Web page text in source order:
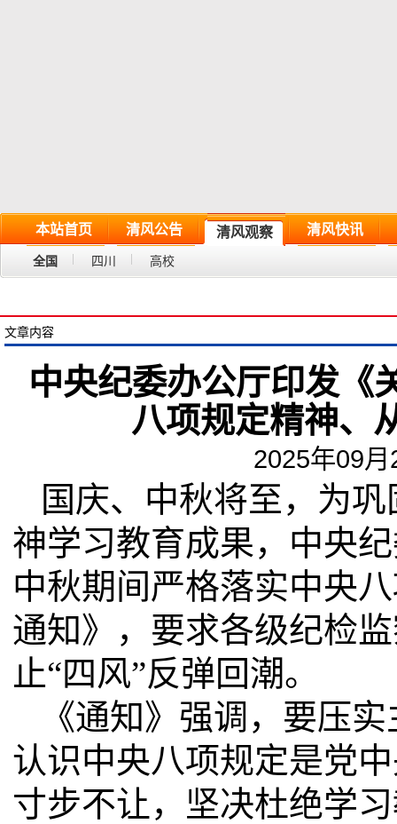
本站首页 清风公告 清风观察 清风快讯
全国 四川 高校
文章内容
中央纪委办公厅印发《
八项规定精神、
2025年09
国庆、中秋将至，为
神学习教育成果，中央
中秋期间严格落实中央
通知》，要求各级纪检
止“四风”反弹回潮。
《通知》强调，要压
认识中央八项规定是党
寸步不让，坚决杜绝学